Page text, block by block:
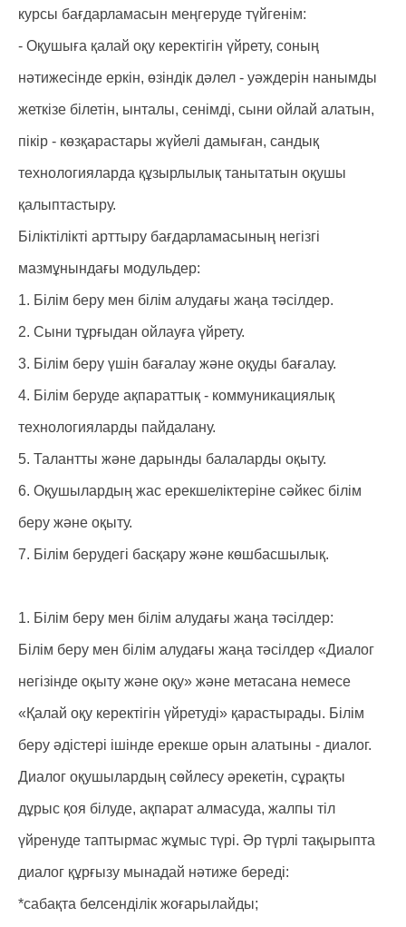
курсы бағдарламасын меңгеруде түйгенім:
- Оқушыға қалай оқу керектігін үйрету, соның
нәтижесінде еркін, өзіндік дәлел - уәждерін нанымды
жеткізе білетін, ынталы, сенімді, сыни ойлай алатын,
пікір - көзқарастары жүйелі дамыған, сандық
технологияларда құзырлылық танытатын оқушы
қалыптастыру.
Біліктілікті арттыру бағдарламасының негізгі
мазмұнындағы модульдер:
1. Білім беру мен білім алудағы жаңа тәсілдер.
2. Сыни тұрғыдан ойлауға үйрету.
3. Білім беру үшін бағалау және оқуды бағалау.
4. Білім беруде ақпараттық - коммуникациялық
технологияларды пайдалану.
5. Талантты және дарынды балаларды оқыту.
6. Оқушылардың жас ерекшеліктеріне сәйкес білім
беру және оқыту.
7. Білім берудегі басқару және көшбасшылық.
1. Білім беру мен білім алудағы жаңа тәсілдер:
Білім беру мен білім алудағы жаңа тәсілдер «Диалог
негізінде оқыту және оқу» және метасана немесе
«Қалай оқу керектігін үйретуді» қарастырады. Білім
беру әдістері ішінде ерекше орын алатыны - диалог.
Диалог оқушылардың сөйлесу әрекетін, сұрақты
дұрыс қоя білуде, ақпарат алмасуда, жалпы тіл
үйренуде таптырмас жұмыс түрі. Әр түрлі тақырыпта
диалог құрғызу мынадай нәтиже береді:
*сабақта белсенділік жоғарылайды;